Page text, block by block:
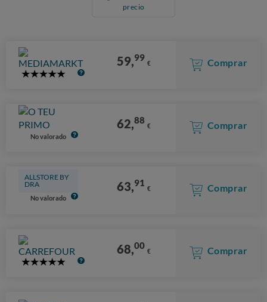
precio
5
59,99 € Comprar
No valorado
62,88 € Comprar
ALLSTORE BY
DRA
No valorado
63,91 € Comprar
5
68,00 € Comprar